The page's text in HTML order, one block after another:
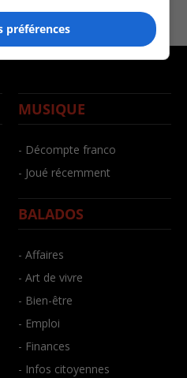
MUSIQUE
- Décompte franco
- Joué récemment
BALADOS
- Affaires
- Art de vivre
- Bien-être
- Emploi
- Finances
- Infos citoyennes
préférences